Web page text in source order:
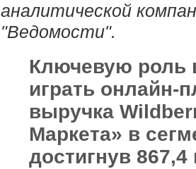
аналитической
"Ведомости".
Ключевую роль
играть онлайн-
выручка
Маркета» в
достигнув